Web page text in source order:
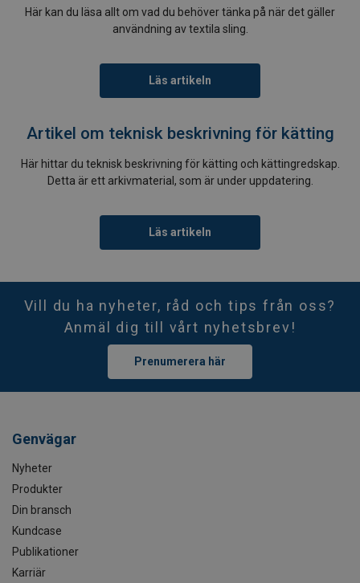
Här kan du läsa allt om vad du behöver tänka på när det gäller
användning av textila sling.
Läs artikeln
Artikel om teknisk beskrivning för kätting
Här hittar du teknisk beskrivning för kätting och kättingredskap.
Detta är ett arkivmaterial, som är under uppdatering.
Läs artikeln
Vill du ha nyheter, råd och tips från oss?
Anmäl dig till vårt nyhetsbrev!
Prenumerera här
Genvägar
Nyheter
Produkter
Din bransch
Kundcase
Publikationer
Karriär